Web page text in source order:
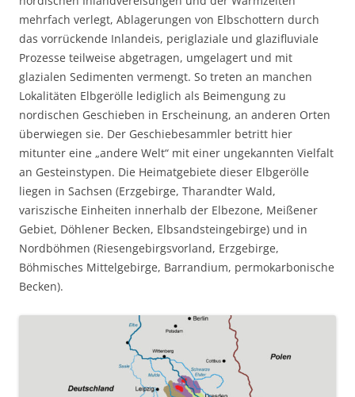
mehrfach verlegt, Ablagerungen von Elbschottern durch
das vorrückende Inlandeis, periglaziale und glazifluviale
Prozesse teilweise abgetragen, umgelagert und mit
glazialen Sedimenten vermengt. So treten an manchen
Lokalitäten Elbgerölle lediglich als Beimengung zu
nordischen Geschieben in Erscheinung, an anderen Orten
überwiegen sie. Der Geschiebesammler betritt hier
mitunter eine „andere Welt“ mit einer ungekannten Vielfalt
an Gesteinstypen. Die Heimatgebiete dieser Elbgerölle
liegen in Sachsen (Erzgebirge, Tharandter Wald,
variszische Einheiten innerhalb der Elbezone, Meißener
Gebiet, Döhlener Becken, Elbsandsteingebirge) und in
Nordböhmen (Riesengebirgsvorland, Erzgebirge,
Böhmisches Mittelgebirge, Barrandium, permokarbonische
Becken).